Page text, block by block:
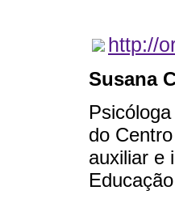
http://
Susana
do
auxiliar e